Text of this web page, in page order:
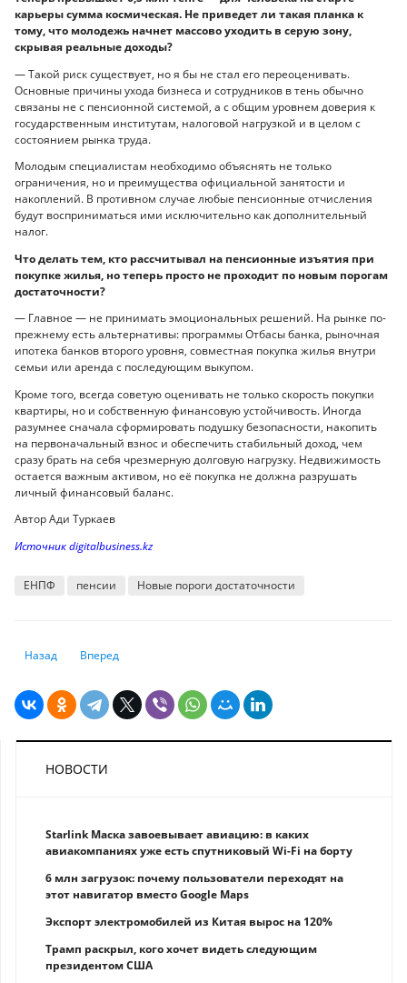
карьеры сумма космическая. Не приведет ли такая планка к
тому, что молодежь начнет массово уходить в серую зону,
скрывая реальные доходы?
— Такой риск существует, но я бы не стал его переоценивать.
Основные причины ухода бизнеса и сотрудников в тень обычно
связаны не с пенсионной системой, а с общим уровнем доверия к
государственным институтам, налоговой нагрузкой и в целом с
состоянием рынка труда.
Молодым специалистам необходимо объяснять не только
ограничения, но и преимущества официальной занятости и
накоплений. В противном случае любые пенсионные отчисления
будут восприниматься ими исключительно как дополнительный
налог.
Что делать тем, кто рассчитывал на пенсионные изъятия при
покупке жилья, но теперь просто не проходит по новым порогам
достаточности?
— Главное — не принимать эмоциональных решений. На рынке по-
прежнему есть альтернативы: программы Отбасы банка, рыночная
ипотека банков второго уровня, совместная покупка жилья внутри
семьи или аренда с последующим выкупом.
Кроме того, всегда советую оценивать не только скорость покупки
квартиры, но и собственную финансовую устойчивость. Иногда
разумнее сначала сформировать подушку безопасности, накопить
на первоначальный взнос и обеспечить стабильный доход, чем
сразу брать на себя чрезмерную долговую нагрузку. Недвижимость
остается важным активом, но её покупка не должна разрушать
личный финансовый баланс.
Автор Ади Туркаев
Источник digitalbusiness.kz
ЕНПФ пенсии Новые пороги достаточности
Предыдущий: Правительство приняло решение касательно
Назад Следующий: Экономист подсказал, чем порадовать
Вперед
НОВОСТИ
Starlink Маска завоевывает авиацию: в каких
авиакомпаниях уже есть спутниковый Wi-Fi на борту
6 млн загрузок: почему пользователи переходят на
этот навигатор вместо Google Maps
Экспорт электромобилей из Китая вырос на 120%
Трамп раскрыл, кого хочет видеть следующим
президентом США